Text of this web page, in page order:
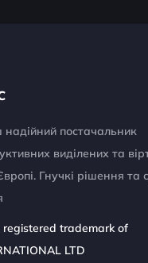
постачальник
виділених та
Гнучкі рішення та
registered trademark of
LTD